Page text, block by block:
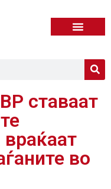
ставаат
враќаат
во